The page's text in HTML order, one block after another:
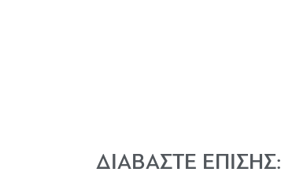
ΔΙΑΒΑΣΤΕ ΕΠΙΣΗΣ: